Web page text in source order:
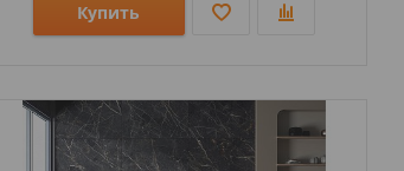
Купить
Стили: Под дерево;